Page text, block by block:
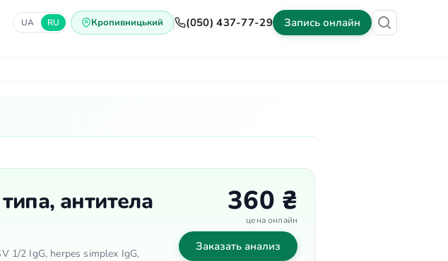
UA RU Кропивницький (050) 437-77-29 Запись онлайн
антитела
1/2 IgG, herpes simplex IgG,
360 ₴
цена онлайн
Заказать анализ